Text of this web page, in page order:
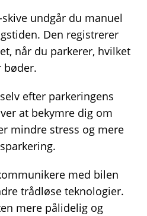
undgår du manuel
Den registrerer
når du parkerer, hvilket
bøder.
efter parkeringens
at bekymre dig om
mindre stress og mere
med bilen
trådløse teknologier.
mere pålidelig og